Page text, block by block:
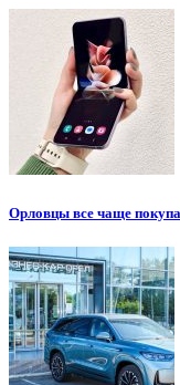
Орловцы все чаще